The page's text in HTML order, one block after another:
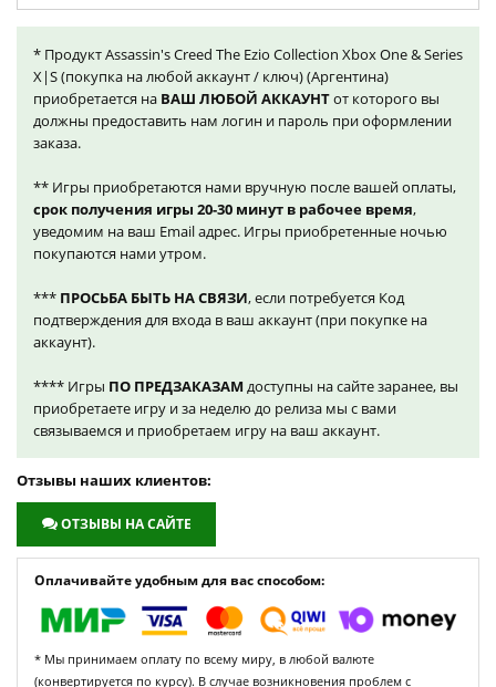
* Продукт Assassin's Creed The Ezio Collection Xbox One & Series
X|S (покупка на любой аккаунт / ключ) (Аргентина)
приобретается на ВАШ ЛЮБОЙ АККАУНТот которого вы
должны предоставить нам логин и пароль при оформлении
заказа.
** Игры приобретаются нами вручную после вашей оплаты,
срок получения игры 20-30 минут в рабочее время,
уведомим на ваш Email адрес. Игры приобретенные ночью
покупаются нами утром.
*** ПРОСЬБА БЫТЬ НА СВЯЗИ, если потребуется Код
подтверждения для входа в ваш аккаунт (при покупке на
аккаунт).
**** Игры ПО ПРЕДЗАКАЗАМ доступны на сайте заранее, вы
приобретаете игру и за неделю до релиза мы с вами
связываемся и приобретаем игру на ваш аккаунт.
Отзывы наших клиентов:
ОТЗЫВЫ НА САЙТЕ
Оплачивайте удобным для вас способом:
* Мы принимаем оплату по всему миру, в любой валюте
(конвертируется по курсу). В случае возникновения проблем с